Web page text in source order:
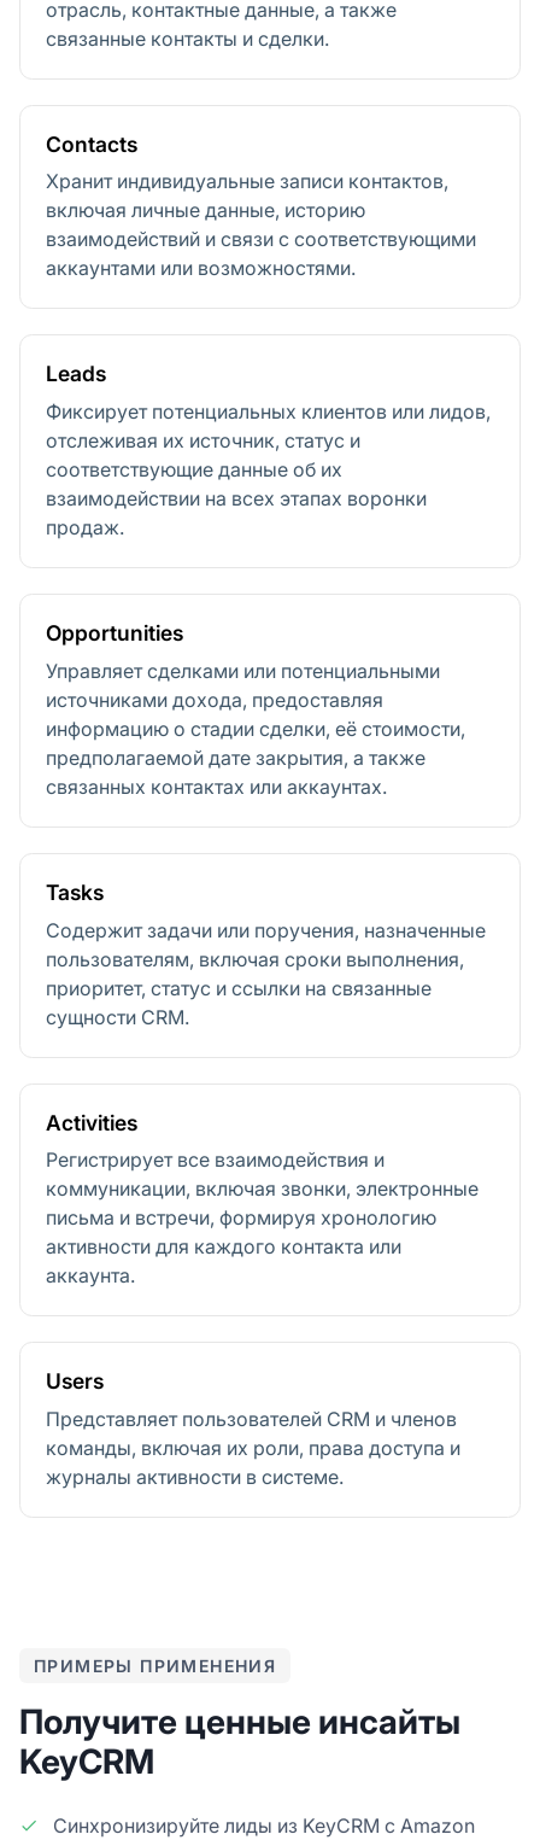
отрасль, контактные данные, а также
связанные контакты и сделки.
Contacts
Хранит индивидуальные записи контактов,
включая личные данные, историю
взаимодействий и связи с соответствующими
аккаунтами или возможностями.
Leads
Фиксирует потенциальных клиентов или лидов,
отслеживая их источник, статус и
соответствующие данные об их
взаимодействии на всех этапах воронки
продаж.
Opportunities
Управляет сделками или потенциальными
источниками дохода, предоставляя
информацию о стадии сделки, её стоимости,
предполагаемой дате закрытия, а также
связанных контактах или аккаунтах.
Tasks
Содержит задачи или поручения, назначенные
пользователям, включая сроки выполнения,
приоритет, статус и ссылки на связанные
сущности CRM.
Activities
Регистрирует все взаимодействия и
коммуникации, включая звонки, электронные
письма и встречи, формируя хронологию
активности для каждого контакта или
аккаунта.
Users
Представляет пользователей CRM и членов
команды, включая их роли, права доступа и
журналы активности в системе.
ПРИМЕРЫ ПРИМЕНЕНИЯ
Получите ценные инсайты
KeyCRM
Синхронизируйте лиды из KeyCRM с Amazon